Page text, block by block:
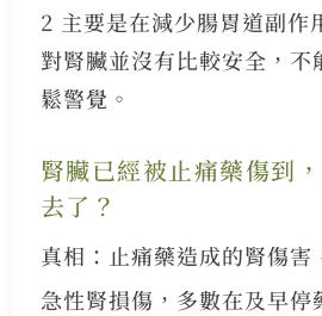
2 主要是在減少腸胃道副作
對腎臟並沒有比較安全，不
鬆警覺。
腎臟已經被止痛藥傷到
去了？
真相：止痛藥造成的腎傷害
急性腎損傷，多數在及早停